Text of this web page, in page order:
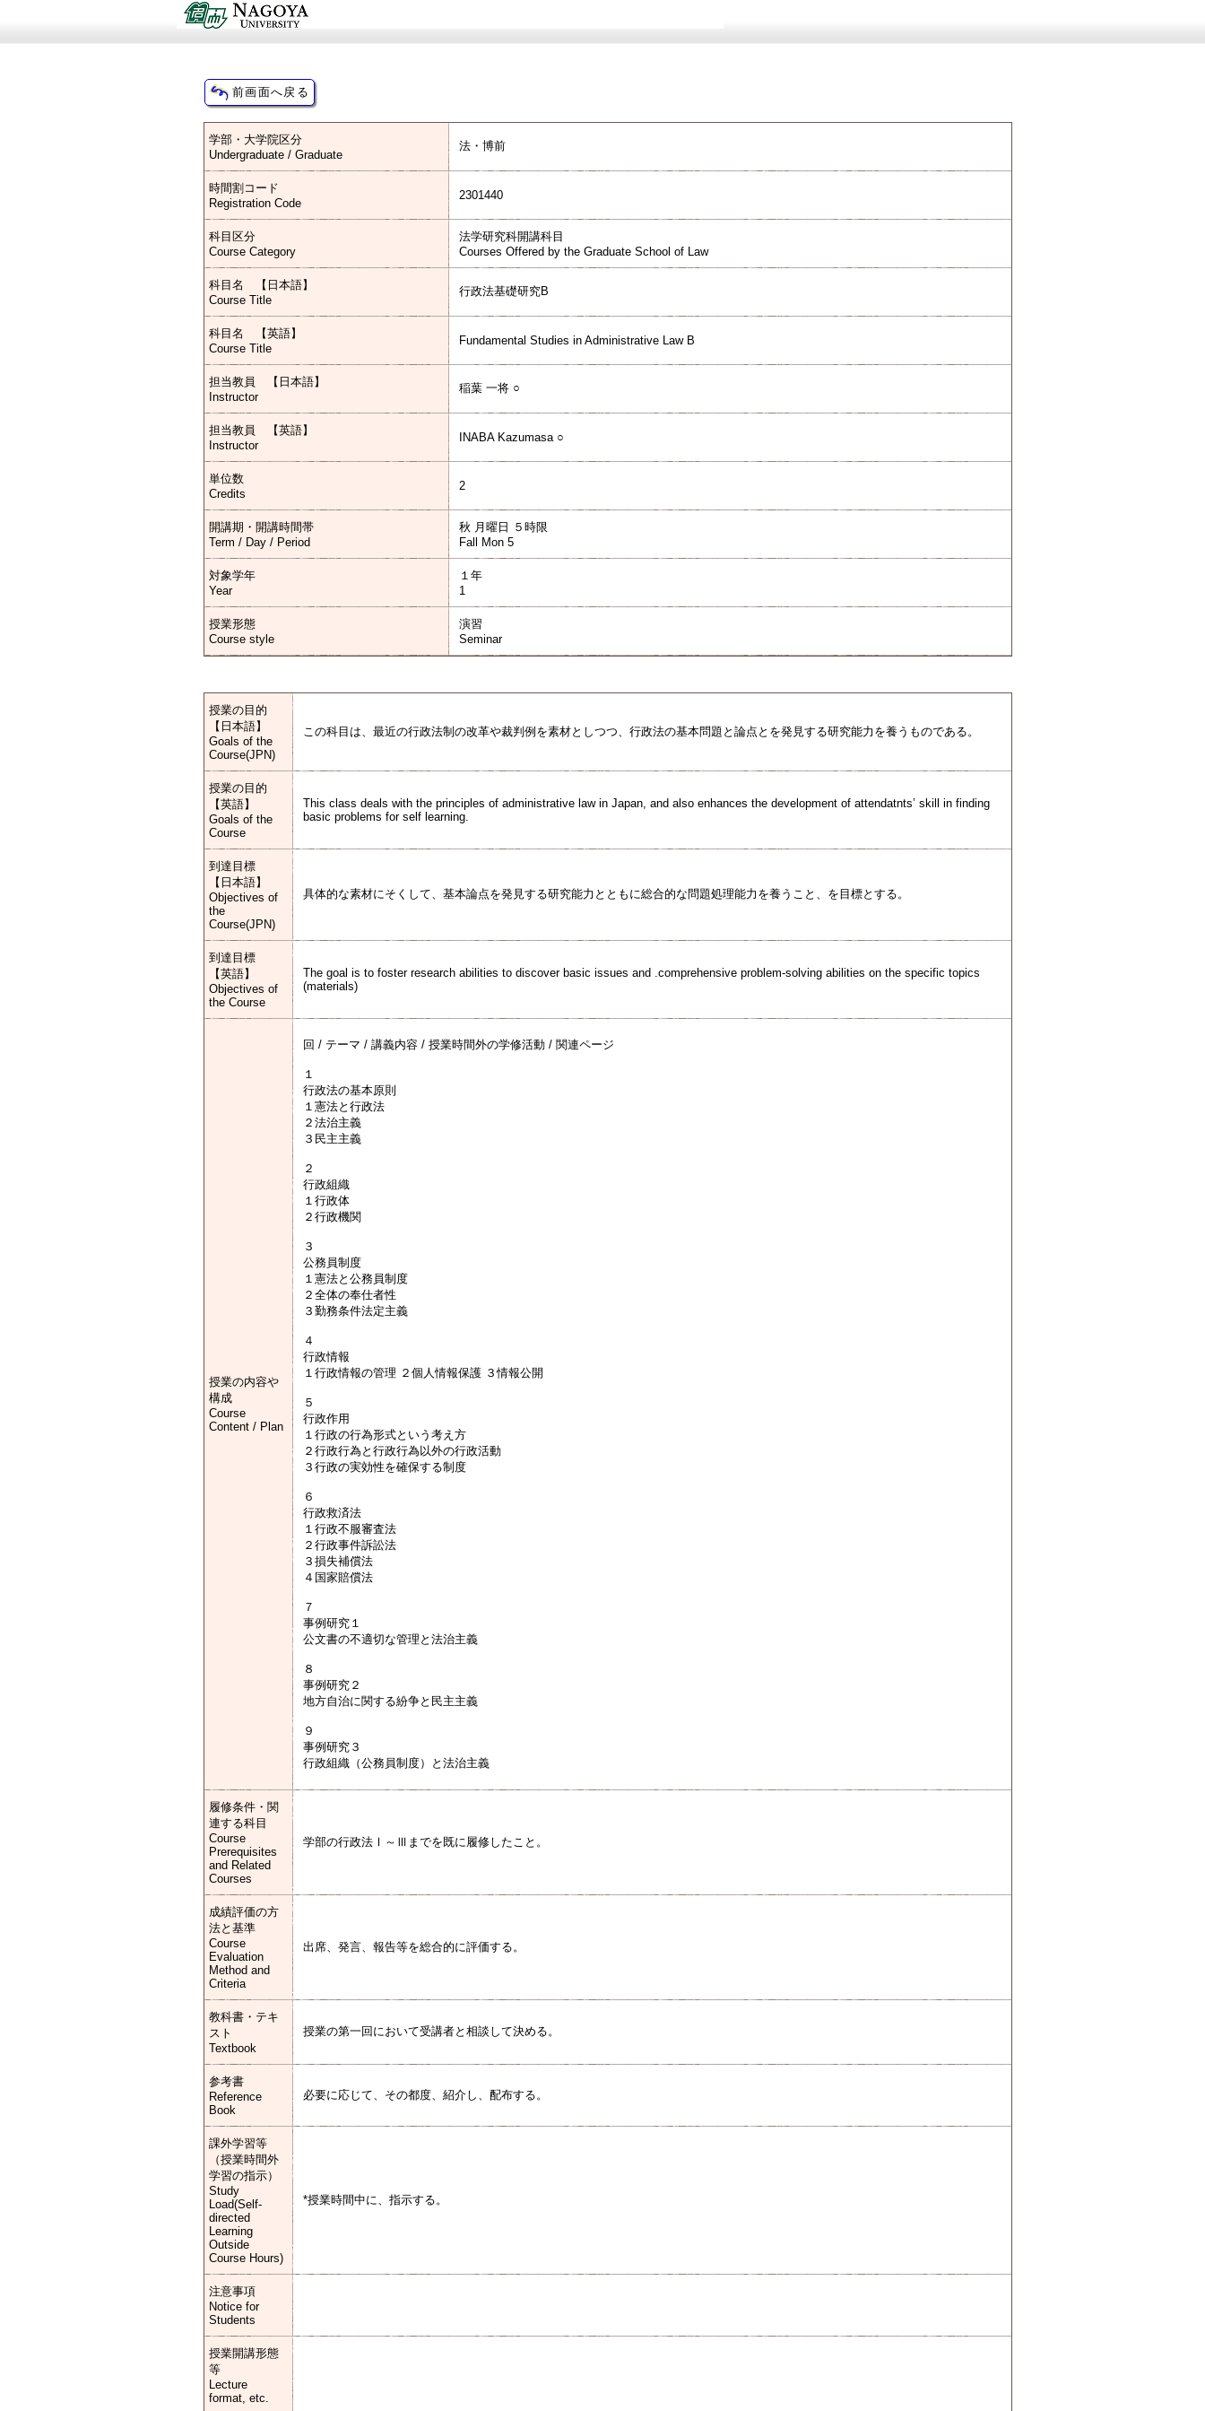
学部・大学院区分
Undergraduate / Graduate
法・博前
時間割コード
Registration Code
2301440
科目区分
Course Category
法学研究科開講科目
Courses Offered by the Graduate School of Law
科目名 【日本語】
Course Title
行政法基礎研究B
科目名 【英語】
Course Title
Fundamental Studies in Administrative Law B
担当教員 【日本語】
Instructor
稲葉 一将 ○
担当教員 【英語】
Instructor
INABA Kazumasa ○
単位数
Credits
2
開講期・開講時間帯
Term / Day / Period
秋 月曜日 ５時限
Fall Mon 5
対象学年
Year
１年
1
授業形態
Course style
演習
Seminar
授業の目的
【日本語】
Goals of the
Course(JPN)
この科目は、最近の行政法制の改革や裁判例を素材としつつ、行政法の基本問題と論点とを発見する研究能力を養うものである。
授業の目的
【英語】
Goals of the
Course
This class deals with the principles of administrative law in Japan, and also enhances the development of attendatnts’ skill in finding
basic problems for self learning.
到達目標
【日本語】
Objectives of
the
Course(JPN)
具体的な素材にそくして、基本論点を発見する研究能力とともに総合的な問題処理能力を養うこと、を目標とする。
到達目標
【英語】
Objectives of
the Course
The goal is to foster research abilities to discover basic issues and .comprehensive problem-solving abilities on the specific topics
(materials)
授業の内容や
構成
Course
Content / Plan
回 / テーマ / 講義内容 / 授業時間外の学修活動 / 関連ページ
１
行政法の基本原則
１憲法と行政法
２法治主義
３民主主義
２
行政組織
１行政体
２行政機関
３
公務員制度
１憲法と公務員制度
２全体の奉仕者性
３勤務条件法定主義
４
行政情報
１行政情報の管理 ２個人情報保護 ３情報公開
５
行政作用
１行政の行為形式という考え方
２行政行為と行政行為以外の行政活動
３行政の実効性を確保する制度
６
行政救済法
１行政不服審査法
２行政事件訴訟法
３損失補償法
４国家賠償法
７
事例研究１
公文書の不適切な管理と法治主義
８
事例研究２
地方自治に関する紛争と民主主義
９
事例研究３
行政組織（公務員制度）と法治主義
履修条件・関
連する科目
Course
Prerequisites
and Related
Courses
学部の行政法Ⅰ～Ⅲまでを既に履修したこと。
成績評価の方
法と基準
Course
Evaluation
Method and
Criteria
出席、発言、報告等を総合的に評価する。
教科書・テキ
スト
Textbook
授業の第一回において受講者と相談して決める。
参考書
Reference
Book
必要に応じて、その都度、紹介し、配布する。
課外学習等
（授業時間外
学習の指示）
Study
Load(Self-
directed
Learning
Outside
Course Hours)
*授業時間中に、指示する。
注意事項
Notice for
Students
授業開講形態
等
Lecture
format, etc.